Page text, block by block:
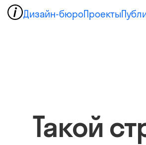
Дизайн-бюроПроекты
Такой